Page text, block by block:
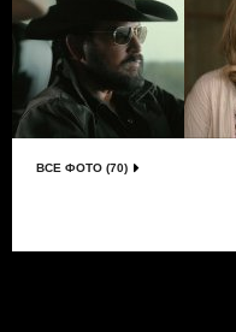
ВСЕ ФОТО (70)